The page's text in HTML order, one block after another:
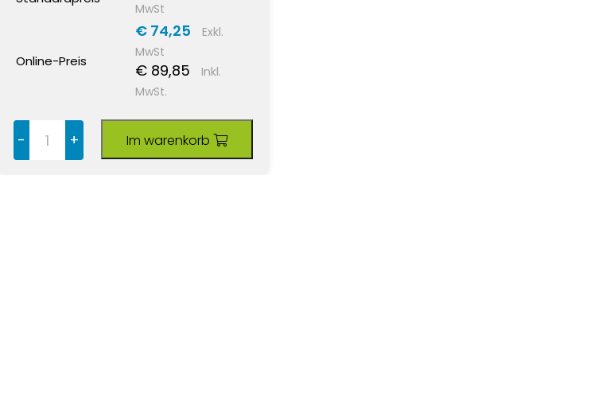
MwSt
Online-Preis
€ 74,25
Exkl.
MwSt
€ 89,85
Inkl.
MwSt.
- + Im warenkorb